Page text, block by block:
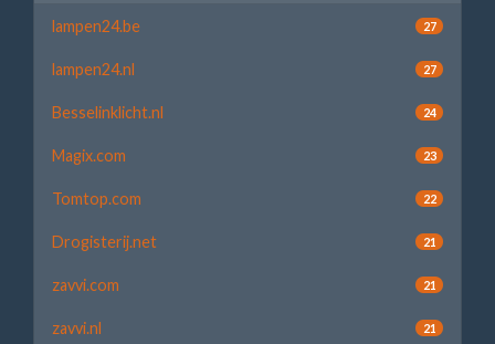
lampen24.be 27
lampen24.nl 27
Besselinklicht.nl 24
Magix.com 23
Tomtop.com 22
Drogisterij.net 21
zavvi.com 21
zavvi.nl 21